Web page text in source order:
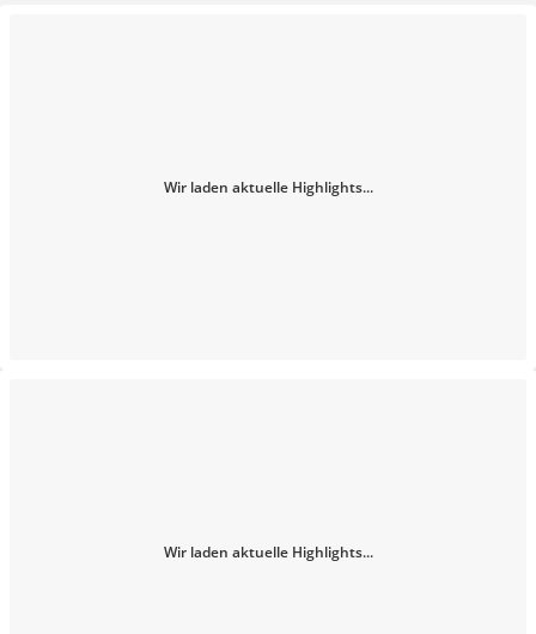
Wir laden aktuelle Highlights...
Wir laden aktuelle Highlights...